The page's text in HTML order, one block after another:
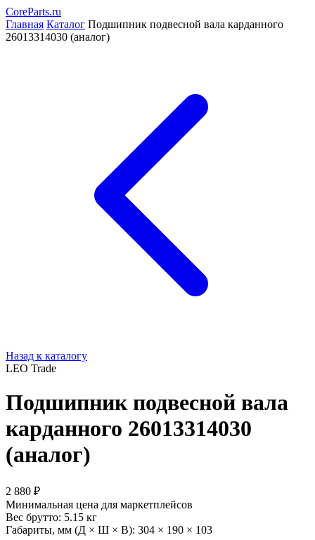
CoreParts.ru
Главная Каталог Подшипник подвесной вала карданного
26013314030 (аналог)
Назад к каталогу
LEO Trade
Подшипник подвесной вала
карданного 26013314030
(аналог)
2 880 ₽
Минимальная цена для маркетплейсов
Вес брутто: 5.15 кг
Габариты, мм (Д × Ш × В): 304 × 190 × 103